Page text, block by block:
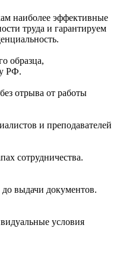
наиболее эффективные
труда и гарантируем
образца,
РФ.
отрыва от работы
и преподавателей
сотрудничества.
выдачи документов.
условия